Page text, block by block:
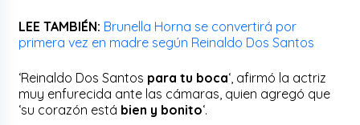
LEE TAMBIÉN: Brunella Horna se convertirá por
primera vez en madre según Reinaldo Dos Santos
‘Reinaldo Dos Santos para tu boca‘, afirmó la actriz
muy enfurecida ante las cámaras, quien agregó que
‘su corazón está bien y bonito‘.